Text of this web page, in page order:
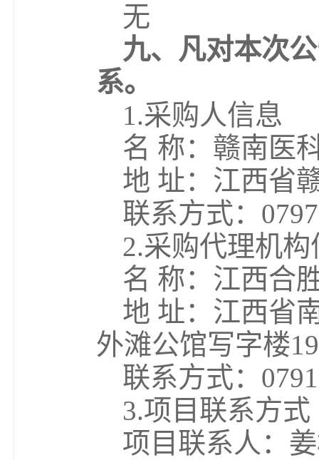
无
九、凡对本次
系。
1.采购人信息
名 称：赣南医
地 址：江西省
联系方式：
2.采购代理机构
名 称：江西合
地 址：江西省
外滩公馆写字楼
联系方式：
3.项目联系方式
项目联系人：